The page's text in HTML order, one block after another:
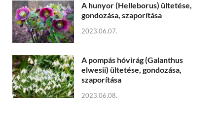
A hunyor (Helleborus) ültetése,
gondozása, szaporítása
2023.06.07.
A pompás hóvirág (Galanthus
elwesii) ültetése, gondozása,
szaporítása
2023.06.08.